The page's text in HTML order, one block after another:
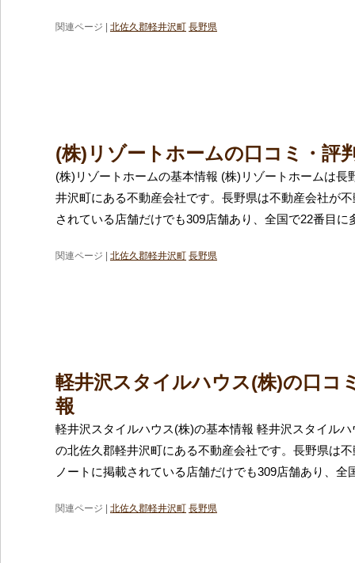
関連ページ | 北佐久郡軽井沢町 長野県
(株)リゾートホームの口コミ・評
(株)リゾートホームの基本情報 (株)リゾートホームは長
井沢町にある不動産会社です。長野県は不動産会社が
されている店舗だけでも309店舗あり、全国で22番目に
関連ページ | 北佐久郡軽井沢町 長野県
軽井沢スタイルハウス(株)の口コ
報
軽井沢スタイルハウス(株)の基本情報 軽井沢スタイル
の北佐久郡軽井沢町にある不動産会社です。長野県は
ノートに掲載されている店舗だけでも309店舗あり、全
関連ページ | 北佐久郡軽井沢町 長野県